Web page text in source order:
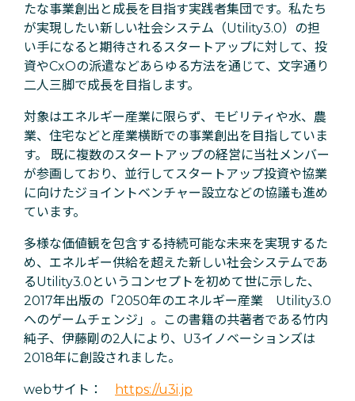
たな事業創出と成長を目指す実践者集団です。私たち
が実現したい新しい社会システム（Utility3.0）の担
い手になると期待されるスタートアップに対して、投
資やCxOの派遣などあらゆる方法を通じて、文字通り
二人三脚で成長を目指します。
対象はエネルギー産業に限らず、モビリティや水、農
業、住宅などと産業横断での事業創出を目指していま
す。 既に複数のスタートアップの経営に当社メンバー
が参画しており、並行してスタートアップ投資や協業
に向けたジョイントベンチャー設立などの協議も進め
ています。
多様な価値観を包含する持続可能な未来を実現するた
め、エネルギー供給を超えた新しい社会システムであ
るUtility3.0というコンセプトを初めて世に示した、
2017年出版の「2050年のエネルギー産業 Utility3.0
へのゲームチェンジ」。この書籍の共著者である竹内
純子、伊藤剛の2人により、U3イノベーションズは
2018年に創設されました。
webサイト： https://u3i.jp